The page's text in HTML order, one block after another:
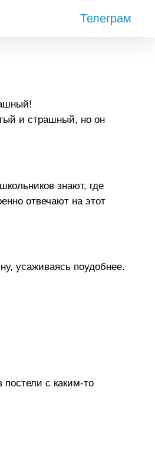
Телеграм
и страшный, но он
знают, где
отвечают на этот
усаживаясь поудобнее.
с каким-то